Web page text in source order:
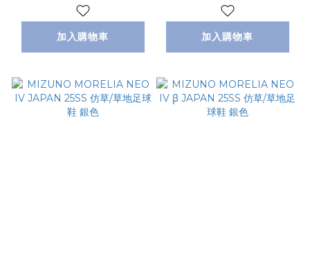
加入購物車 加入購物車